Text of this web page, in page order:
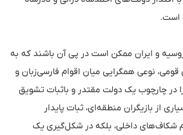
است.
و ایران ممکن است در پی آن باشند که به
نوعی همگرایی میان اقوام فارسی‌زبان و
در چارچوب یک دولت مقتدر و باثبات تشویق
از بازیگران منطقه‌ای، ثبات پایدار
شکاف‌های داخلی، بلکه در شکل‌گیری یک